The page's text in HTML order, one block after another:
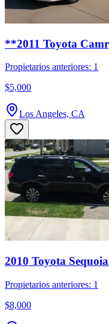
**2011 Toyota
Propietarios anteriores: 1
$5,000
Los Angeles, CA
2010 Toyota
Propietarios anteriores: 1
$8,000